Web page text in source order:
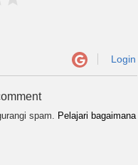
Login
spam. Pelajari bagaimana